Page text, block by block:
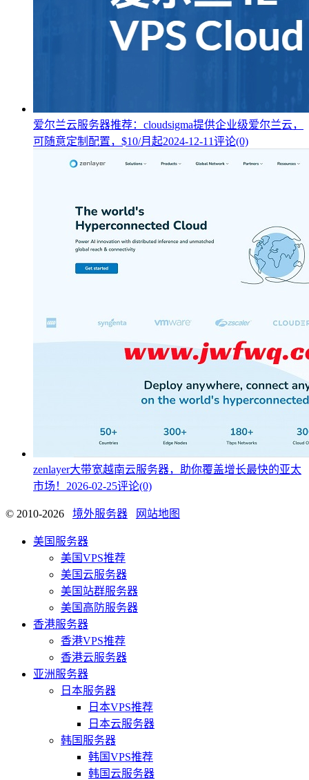
爱尔兰云服务器推荐：cloudsigma提供企业级爱尔兰云，
可随意定制配置，$10/月起2024-12-11评论(0)
zenlayer大带宽越南云服务器，助你覆盖增长最快的亚太
市场！ 2026-02-25评论(0)
© 2010-2026 境外服务器 网站地图
美国服务器
美国VPS推荐
美国云服务器
美国站群服务器
美国高防服务器
香港服务器
香港VPS推荐
香港云服务器
亚洲服务器
日本服务器
日本VPS推荐
日本云服务器
韩国服务器
韩国VPS推荐
韩国云服务器